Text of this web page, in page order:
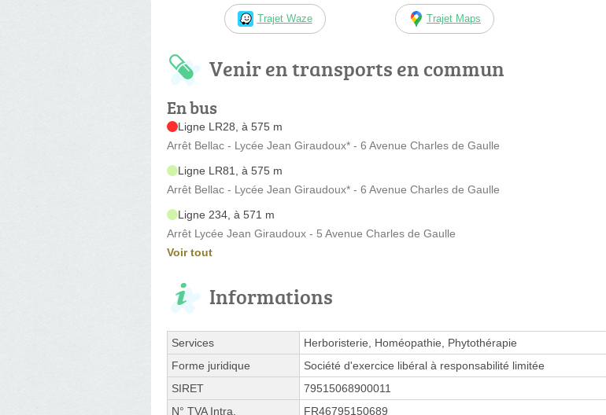
Trajet Waze Trajet Maps
Venir en transports en commun
En bus
Ligne LR28, à 575 m
Arrêt Bellac - Lycée Jean Giraudoux* - 6 Avenue Charles de Gaulle
Ligne LR81, à 575 m
Arrêt Bellac - Lycée Jean Giraudoux* - 6 Avenue Charles de Gaulle
Ligne 234, à 571 m
Arrêt Lycée Jean Giraudoux - 5 Avenue Charles de Gaulle
Voir tout
Informations
Services
Herboristerie, Homéopathie, Phytothérapie
Forme juridique
Société d'exercice libéral à responsabilité limitée
SIRET
79515068900011
N° TVA Intra.
FR46795150689